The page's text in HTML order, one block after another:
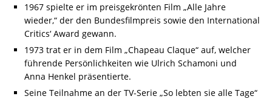
1967 spielte er im preisgekrönten Film „Alle Jahre
wieder,“ der den Bundesfilmpreis sowie den International
Critics‘ Award gewann.
1973 trat er in dem Film „Chapeau Claque“ auf, welcher
führende Persönlichkeiten wie Ulrich Schamoni und
Anna Henkel präsentierte.
Seine Teilnahme an der TV-Serie „So lebten sie alle Tage“